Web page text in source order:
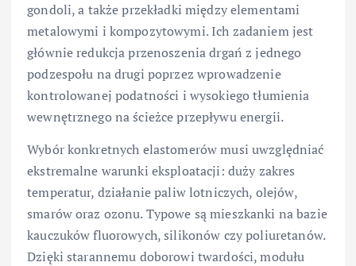
gondoli, a także przekładki między elementami
metalowymi i kompozytowymi. Ich zadaniem jest
głównie redukcja przenoszenia drgań z jednego
podzespołu na drugi poprzez wprowadzenie
kontrolowanej podatności i wysokiego tłumienia
wewnętrznego na ścieżce przepływu energii.
Wybór konkretnych elastomerów musi uwzględniać
ekstremalne warunki eksploatacji: duży zakres
temperatur, działanie paliw lotniczych, olejów,
smarów oraz ozonu. Typowe są mieszkanki na bazie
kauczuków fluorowych, silikonów czy poliuretanów.
Dzięki starannemu doborowi twardości, modułu